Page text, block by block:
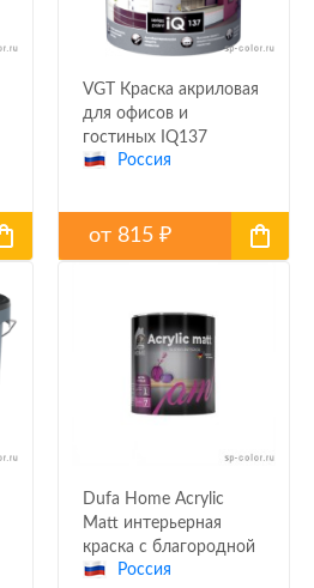
VGT Краска акриловая
для офисов и
гостиных IQ137
Россия
от 815₽
Dufa Home Acrylic
Matt интерьерная
краска с благородной
фактурой, база С (0,9л)
Россия